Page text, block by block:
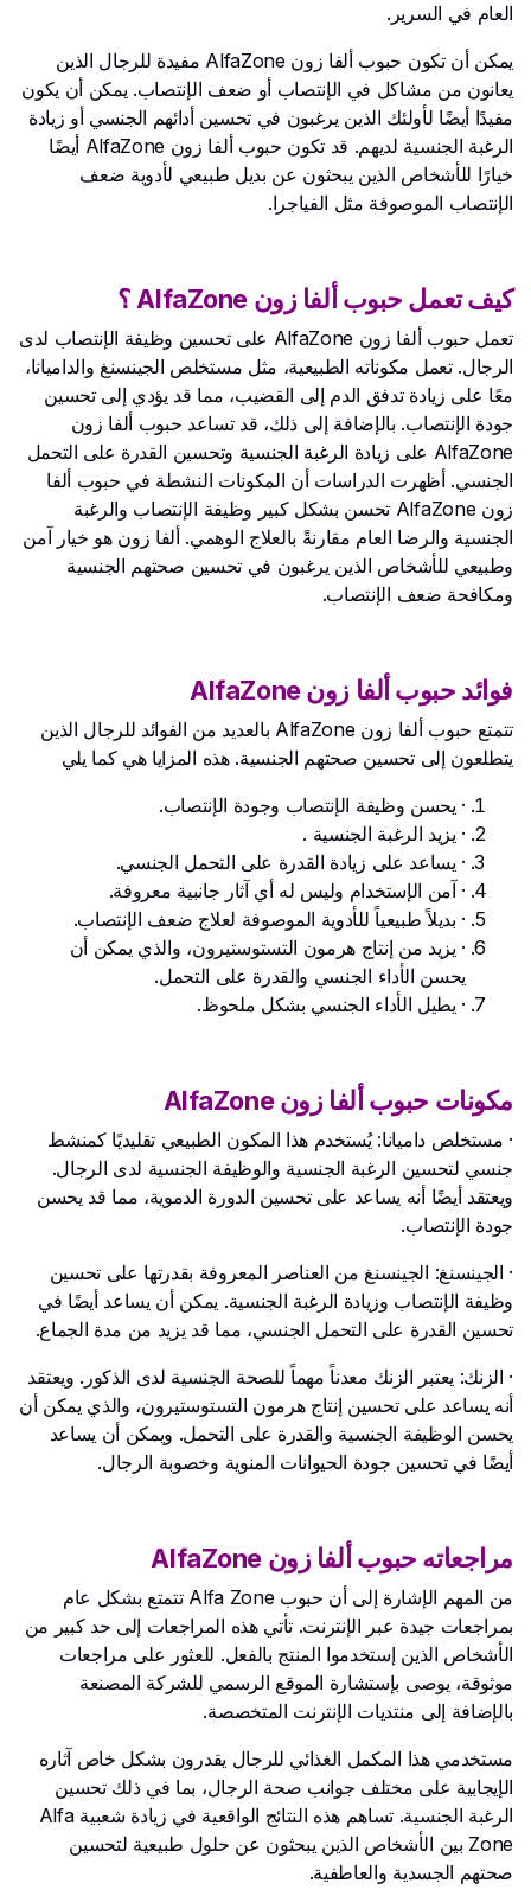
العام في السرير.
يمكن أن تكون حبوب ألفا زون AlfaZone مفيدة للرجال الذين
يعانون من مشاكل في الإنتصاب أو ضعف الإنتصاب. يمكن أن يكون
مفيدًا أيضًا لأولئك الذين يرغبون في تحسين أدائهم الجنسي أو زيادة
الرغبة الجنسية لديهم. قد تكون حبوب ألفا زون AlfaZone أيضًا
خيارًا للأشخاص الذين يبحثون عن بديل طبيعي لأدوية ضعف
الإنتصاب الموصوفة مثل الفياجرا.
كيف تعمل حبوب ألفا زون AlfaZone ؟
تعمل حبوب ألفا زون AlfaZone على تحسين وظيفة الإنتصاب لدى
الرجال. تعمل مكوناته الطبيعية، مثل مستخلص الجينسنغ والداميانا،
معًا على زيادة تدفق الدم إلى القضيب، مما قد يؤدي إلى تحسين
جودة الإنتصاب. بالإضافة إلى ذلك، قد تساعد حبوب ألفا زون
AlfaZone على زيادة الرغبة الجنسية وتحسين القدرة على التحمل
الجنسي. أظهرت الدراسات أن المكونات النشطة في حبوب ألفا
زون AlfaZone تحسن بشكل كبير وظيفة الإنتصاب والرغبة
الجنسية والرضا العام مقارنةً بالعلاج الوهمي. ألفا زون هو خيار آمن
وطبيعي للأشخاص الذين يرغبون في تحسين صحتهم الجنسية
ومكافحة ضعف الإنتصاب.
فوائد حبوب ألفا زون AlfaZone
تتمتع حبوب ألفا زون AlfaZone بالعديد من الفوائد للرجال الذين
يتطلعون إلى تحسين صحتهم الجنسية. هذه المزايا هي كما يلي
· يحسن وظيفة الإنتصاب وجودة الإنتصاب.
· يزيد الرغبة الجنسية .
· يساعد على زيادة القدرة على التحمل الجنسي.
· آمن الإستخدام وليس له أي آثار جانبية معروفة.
· بديلاً طبيعياً للأدوية الموصوفة لعلاج ضعف الإنتصاب.
· يزيد من إنتاج هرمون التستوستيرون، والذي يمكن أن
يحسن الأداء الجنسي والقدرة على التحمل.
· يطيل الأداء الجنسي بشكل ملحوظ.
مكونات حبوب ألفا زون AlfaZone
· مستخلص داميانا: يُستخدم هذا المكون الطبيعي تقليديًا كمنشط
جنسي لتحسين الرغبة الجنسية والوظيفة الجنسية لدى الرجال.
ويعتقد أيضًا أنه يساعد على تحسين الدورة الدموية، مما قد يحسن
جودة الإنتصاب.
· الجينسنغ: الجينسنغ من العناصر المعروفة بقدرتها على تحسين
وظيفة الإنتصاب وزيادة الرغبة الجنسية. يمكن أن يساعد أيضًا في
تحسين القدرة على التحمل الجنسي، مما قد يزيد من مدة الجماع.
· الزنك: يعتبر الزنك معدناً مهماً للصحة الجنسية لدى الذكور. ويعتقد
أنه يساعد على تحسين إنتاج هرمون التستوستيرون، والذي يمكن أن
يحسن الوظيفة الجنسية والقدرة على التحمل. ويمكن أن يساعد
أيضًا في تحسين جودة الحيوانات المنوية وخصوبة الرجال.
مراجعاته حبوب ألفا زون AlfaZone
من المهم الإشارة إلى أن حبوب Alfa Zone تتمتع بشكل عام
بمراجعات جيدة عبر الإنترنت. تأتي هذه المراجعات إلى حد كبير من
الأشخاص الذين إستخدموا المنتج بالفعل. للعثور على مراجعات
موثوقة، يوصى بإستشارة الموقع الرسمي للشركة المصنعة
بالإضافة إلى منتديات الإنترنت المتخصصة.
مستخدمي هذا المكمل الغذائي للرجال يقدرون بشكل خاص آثاره
الإيجابية على مختلف جوانب صحة الرجال، بما في ذلك تحسين
الرغبة الجنسية. تساهم هذه النتائج الواقعية في زيادة شعبية Alfa
Zone بين الأشخاص الذين يبحثون عن حلول طبيعية لتحسين
صحتهم الجسدية والعاطفية.